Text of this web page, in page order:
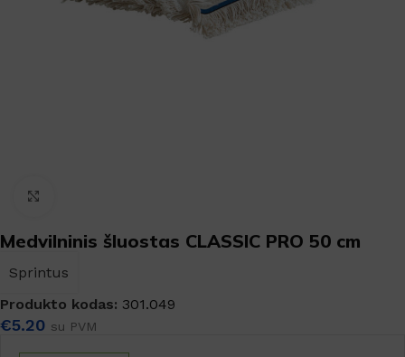
Medvilninis šluostas CLASSIC PRO 50 cm
Sprintus
Produkto kodas: 301.049
€5.20 su PVM